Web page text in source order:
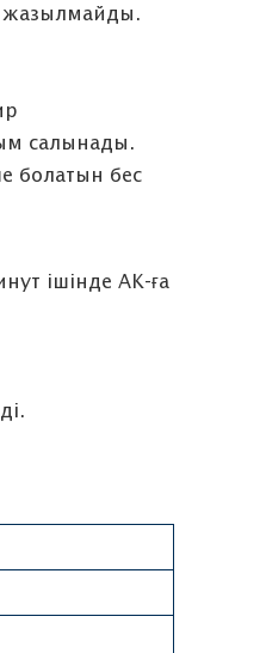
жазылмайды.
салынады.
болатын бес
ішінде АК-ға